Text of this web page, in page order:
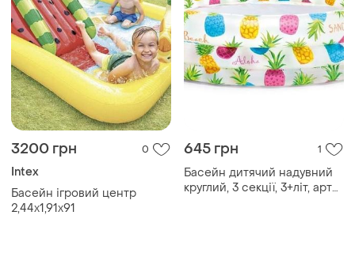
3200 грн 0
Intex
Басейн ігровий центр
2,44х1,91х91
645 грн 1
Басейн дитячий надувний
круглий, 3 секції, 3+літ, арт